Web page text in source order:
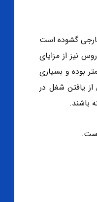
گشوده است
نیز از مزایای
بوده و بسیاری
یافتن شغل در
باشند.